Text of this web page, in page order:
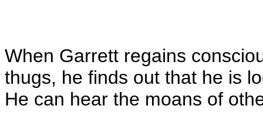
When Garrett regains
thugs, he finds out that he is
He can hear the moans of